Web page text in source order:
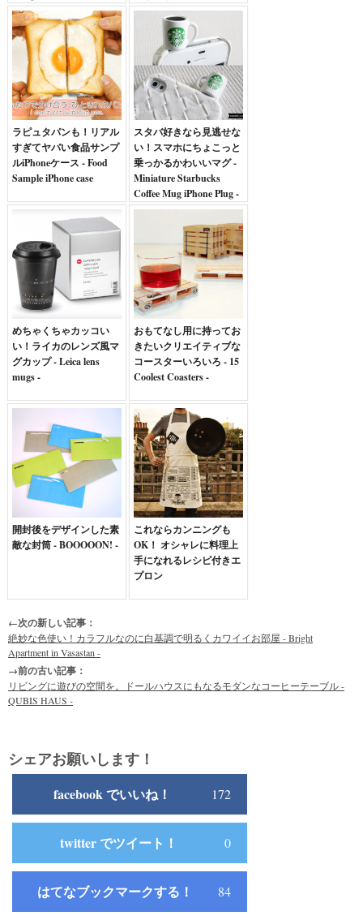
GALLERY Walls
NOTEBOOK
ラピュタパンも！リアル
すぎてヤバい食品サンプ
ルiPhoneケース - Food
Sample iPhone case
スタバ好きなら見逃せな
い！スマホにちょこっと
乗っかるかわいいマグ -
Miniature Starbucks
Coffee Mug iPhone Plug -
めちゃくちゃカッコい
い！ライカのレンズ風マ
グカップ - Leica lens
mugs -
おもてなし用に持ってお
きたいクリエイティブな
コースターいろいろ - 15
Coolest Coasters -
開封後をデザインした素
敵な封筒 - BOOOOON! -
これならカンニングも
OK！ オシャレに料理上
手になれるレシピ付きエ
プロン
←次の新しい記事：
絶妙な色使い！カラフルなのに白基調で明るくカワイイお部屋 - Bright
Apartment in Vasastan -
→前の古い記事：
リビングに遊びの空間を。ドールハウスにもなるモダンなコーヒーテーブル -
QUBIS HAUS -
シェアお願いします！
facebook でいいね！ 172
twitter でツイート！ 0
はてなブックマークする！ 84